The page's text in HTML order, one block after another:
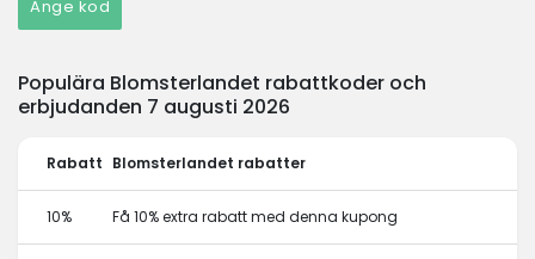
Ange kod
Populära Blomsterlandet rabattkoder och
erbjudanden 7 augusti 2026
Rabatt Blomsterlandet rabatter
10% Få 10% extra rabatt med denna kupong